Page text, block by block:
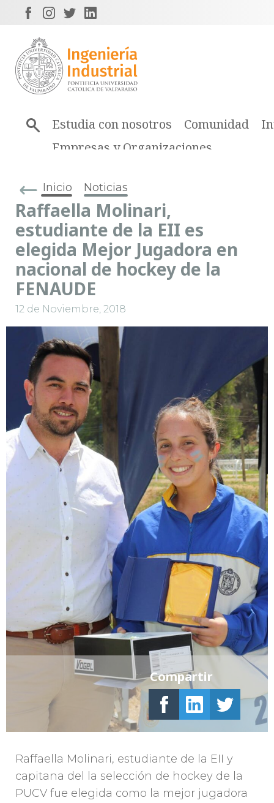
Estudia con nosotros Comunidad
Empresas y Organizaciones
Inicio Noticias
Raffaella Molinari,
estudiante de la EII es
elegida Mejor Jugadora en
nacional de hockey de la
FENAUDE
12 de Noviembre, 2018
Raffaella Molinari, estudiante de la EII y
capitana del la selección de hockey de la
PUCV fue elegida como la mejor jugadora
Compartir